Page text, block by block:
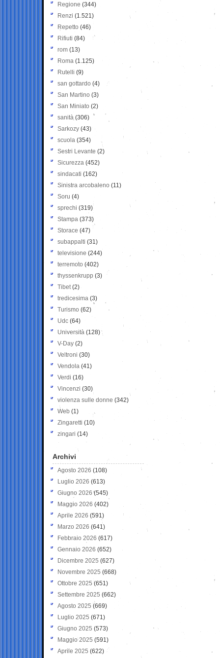
Regione (344)
Renzi (1.521)
Repetto (46)
Rifiuti (84)
rom (13)
Roma (1.125)
Rutelli (9)
san gottardo (4)
San Martino (3)
San Miniato (2)
sanità (306)
Sarkozy (43)
scuola (354)
Sestri Levante (2)
Sicurezza (452)
sindacati (162)
Sinistra arcobaleno (11)
Soru (4)
sprechi (319)
Stampa (373)
Storace (47)
subappalti (31)
televisione(244)
terremoto (402)
thyssenkrupp (3)
Tibet(2)
tredicesima (3)
Turismo (62)
Udc (64)
Università (128)
V-Day (2)
Veltroni (30)
Vendola (41)
Verdi (16)
Vincenzi (30)
violenza sulle donne (342)
Web (1)
Zingaretti (10)
zingari (14)
Archivi
Agosto 2026 (108)
Luglio 2026 (613)
Giugno 2026 (545)
Maggio 2026 (402)
Aprile 2026 (591)
Marzo 2026 (641)
Febbraio 2026 (617)
Gennaio 2026 (652)
Dicembre 2025 (627)
Novembre 2025 (668)
Ottobre 2025 (651)
Settembre 2025 (662)
Agosto 2025 (669)
Luglio 2025 (671)
Giugno 2025 (573)
Maggio 2025 (591)
Aprile 2025 (622)